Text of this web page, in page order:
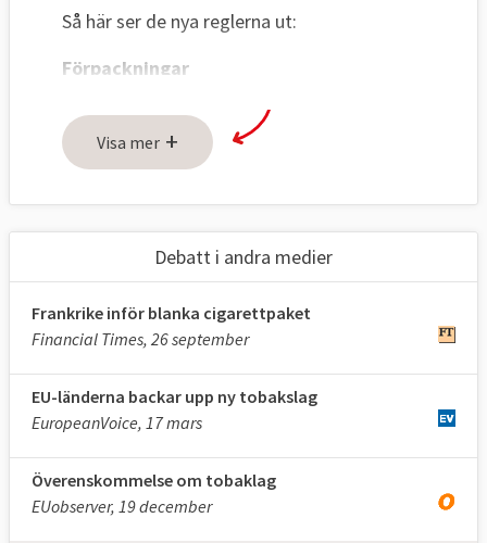
Så här ser de nya reglerna ut:
Förpackningar
Cigarettpaket måste ha obligatoriska text-
och bildvarningar som upptar minst 65
procent av paketens fram- och baksida.
Cigarettpaketen måste innehålla minst 20
Ingen reklam- eller vilseledande
produktinformation tillåts. Alla påståenden
om livsstilsfördelar, smak,
specialerbjudanden eller antydningar om att
en viss produkt är mindre skadlig (till
exempel ”lightcigaretter”) än andra
förbjuds.
Visa mer +
Debatt i andra medier
Frankrike inför blanka cigarettpaket
Financial Times, 26 september
EU-länderna backar upp ny tobakslag
EuropeanVoice, 17 mars
Överenskommelse om tobaklag
EUobserver, 19 december